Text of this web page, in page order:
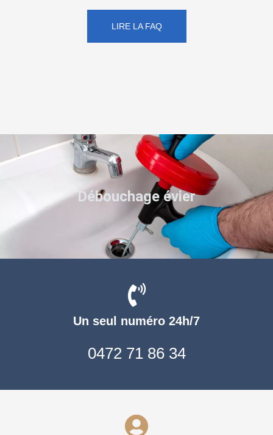
LIRE LA FAQ
Un seul numéro 24h/7
0472 71 86 34
Débouchage évier